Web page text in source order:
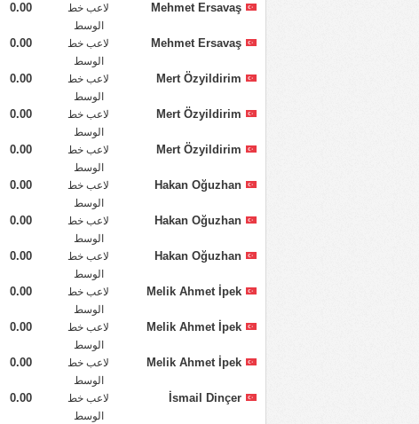
Mehmet Ersavaş
لاعب خط
الوسط
0.00
Mehmet Ersavaş
لاعب خط
الوسط
0.00
Mert Özyildirim
لاعب خط
الوسط
0.00
Mert Özyildirim
لاعب خط
الوسط
0.00
Mert Özyildirim
لاعب خط
الوسط
0.00
Hakan Oğuzhan
لاعب خط
الوسط
0.00
Hakan Oğuzhan
لاعب خط
الوسط
0.00
Hakan Oğuzhan
لاعب خط
الوسط
0.00
Melik Ahmet İpek
لاعب خط
الوسط
0.00
Melik Ahmet İpek
لاعب خط
الوسط
0.00
Melik Ahmet İpek
لاعب خط
الوسط
0.00
İsmail Dinçer
لاعب خط
الوسط
0.00